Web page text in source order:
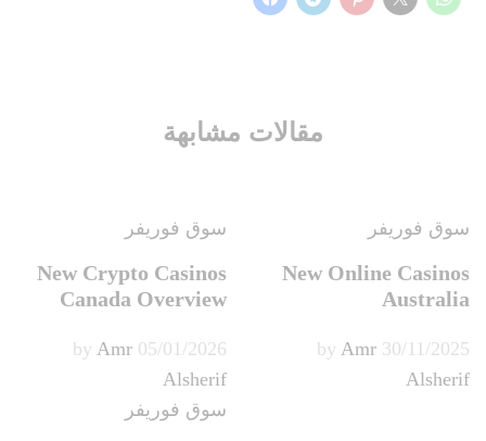
مقالات مشابهة
سوق فوريفر
New Crypto Casinos
Canada Overview
05/01/2026
Amr
Alsherif
سوق فوريفر
New Online Casinos
Australia
30/11/2025
Amr
Alsherif
سوق فوريفر